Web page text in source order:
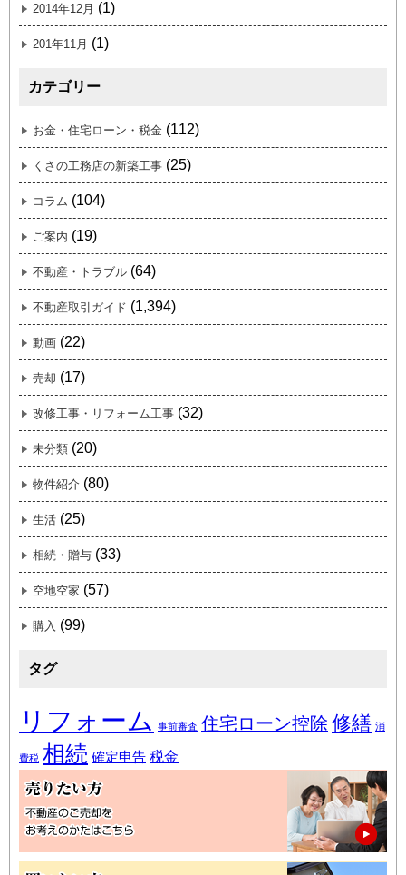
2014年12月 (1)
201年11月 (1)
カテゴリー
お金・住宅ローン・税金 (112)
くさの工務店の新築工事 (25)
コラム (104)
ご案内 (19)
不動産・トラブル (64)
不動産取引ガイド (1,394)
動画 (22)
売却 (17)
改修工事・リフォーム工事 (32)
未分類 (20)
物件紹介 (80)
生活 (25)
相続・贈与 (33)
空地空家 (57)
購入 (99)
タグ
リフォーム 事前審査 住宅ローン控除 修繕 消
費税 相続 確定申告 税金